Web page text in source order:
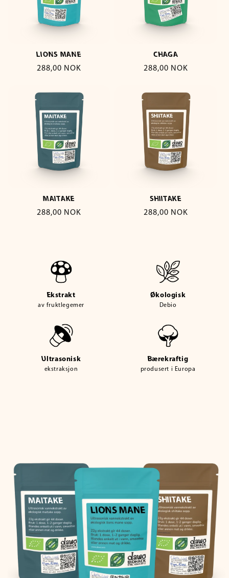
LIONS MANE
Vanlig
288,00 NOK
CHAGA
Vanlig
288,00 NOK
MAITAKE
Vanlig
288,00 NOK
SHIITAKE
Vanlig
288,00 NOK
Ekstrakt
av fruktlegemer
Økologisk
Debio
Ultrasonisk
ekstraksjon
Bærekraftig
produsert i Europa